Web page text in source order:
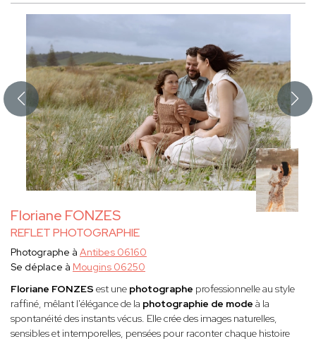
Floriane FONZES
REFLET PHOTOGRAPHIE
Photographe à Antibes 06160
Se déplace à Mougins 06250
Floriane FONZES est une photographe professionnelle au style
raffiné, mêlant l'élégance de la photographie de mode à la
spontanéité des instants vécus. Elle crée des images naturelles,
sensibles et intemporelles, pensées pour raconter chaque histoire